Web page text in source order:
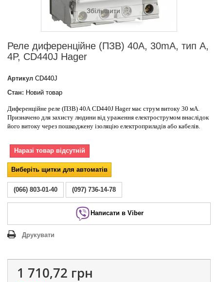
Збільшити
Реле диференційне (ПЗВ) 40A, 30mA, тип A,
4P, CD440J Hager
Артикул CD440J
Стан: Новий товар
Диференційне реле (ПЗВ) 40А CD440J Hager має струм витоку 30 мА.
Призначено для захисту людини від ураження електрострумом внаслідок
його витоку через пошкоджену ізоляцію електроприладів або кабелів.
Наразі товар відсутній
Виберіть щитки для автоматів
(066) 803-01-40 (097) 736-14-78
Написати в Viber
Друкувати
1 710,72 грн